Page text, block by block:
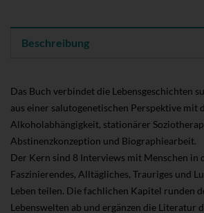
Beschreibung
Das Buch verbindet die Lebensgeschichten
aus einer salutogenetischen Perspektive mit
Alkoholabhängigkeit, stationärer
Abstinenzkonzeption und Biographiearbeit.
Der Kern sind 8 Interviews mit Menschen in
Faszinierendes, Alltägliches, Trauriges und
Leben teilen. Die fachlichen Kapitel runden
Lebenswelten ab und ergänzen die Literatur